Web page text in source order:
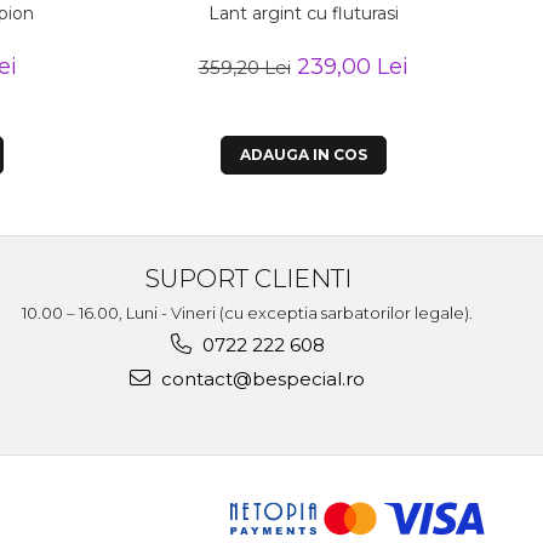
Lant argint cu fluturasi
359,20 Lei 239,00 Lei
ADAUGA IN COS
SUPORT CLIENTI
10.00 – 16.00, Luni - Vineri (cu exceptia sarbatorilor legale).
0722 222 608
contact@bespecial.ro